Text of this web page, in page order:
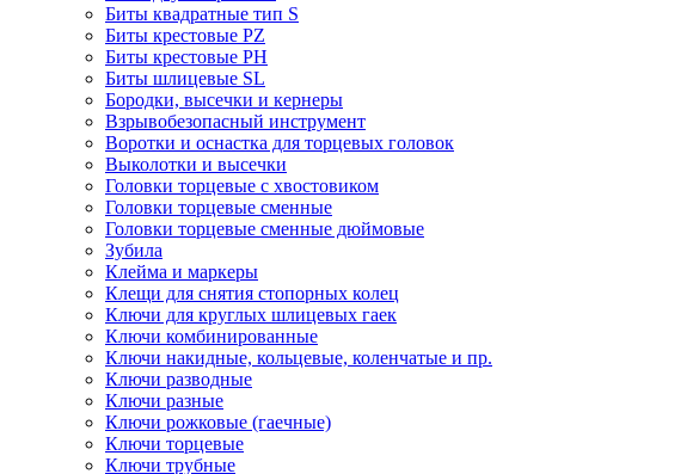
Биты квадратные тип S
Биты крестовые РZ
Биты крестовые РН
Биты шлицевые SL
Бородки, высечки и кернеры
Взрывобезопасный инструмент
Воротки и оснаcтка для торцевых головок
Выколотки и высечки
Головки торцевые с хвостовиком
Головки торцевые сменные
Головки торцевые сменные дюймовые
Зубила
Клейма и маркеры
Клещи для снятия стопорных колец
Ключи для круглых шлицевых гаек
Ключи комбинированные
Ключи накидные, кольцевые, коленчатые и пр.
Ключи разводные
Ключи разные
Ключи рожковые (гаечные)
Ключи торцевые
Ключи трубные